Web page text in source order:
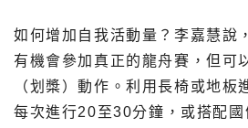
如何增加自我活動量？李嘉慧說
有機會參加真正的龍舟賽，但可
（划槳）動作。利用長椅或地板
每次進行20至30分鐘，或搭配國